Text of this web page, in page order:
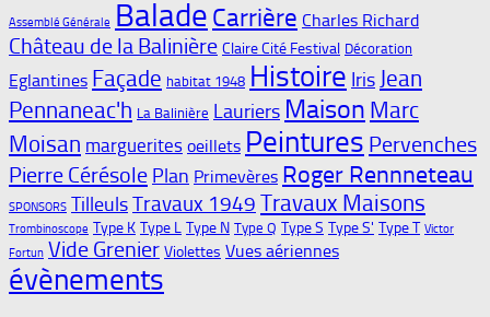
Assemblé Générale Balade Carrière Charles Richard
Château de la Balinière Claire Cité Festival Décoration
Eglantines Façade habitat 1948 Histoire Iris Jean
Pennaneac'h La Balinière Lauriers Maison Marc
Moisan marguerites oeillets Peintures Pervenches
Pierre Cérésole Plan Primevères Roger Rennneteau
SPONSORS TilleulsTravaux 1949 Travaux Maisons
Trombinoscope Type K Type L Type N Type Q Type S Type S' Type T Victor
Fortun Vide Grenier Violettes Vues aériennes
évènements